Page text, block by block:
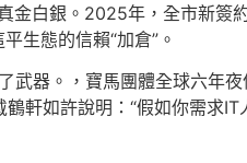
金白銀。2025年，全市新簽
生態的信賴“加倉”。
器。，寶馬團體全球六年
軒如許說明：“假如你需求